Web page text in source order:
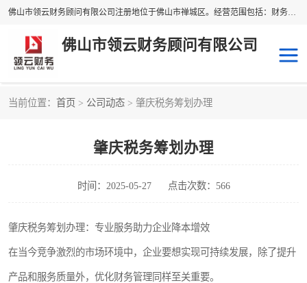
佛山市领云财务顾问有限公司注册地位于佛山市禅城区。经营范围包括：财务咨询，税务服务，企业管理咨询，信息咨询服务，法律咨询顾问，商务代理代办等服务；主要项目有：代理记账，旧账账务处理，疑难账务处理，建账审账；纳税申报，网上申请发票，企业税务分析、审查与评估；注册个体工商户，注册公司，公司注销；企业名称、地址、法人、股东、经营范围、营业期限等资料变更；商标注册、商标转让。财税审计、税务咨询、公司年审。
佛山市领云财务顾问有限公司
当前位置： 首页 > 公司动态 > 肇庆税务筹划办理
肇庆税务筹划办理
时间：2025-05-27 点击次数：566
肇庆税务筹划办理：专业服务助力企业降本增效
在当今竞争激烈的市场环境中，企业要想实现可持续发展，除了提升
产品和服务质量外，优化财务管理同样至关重要。
税务筹划
进出口经营权